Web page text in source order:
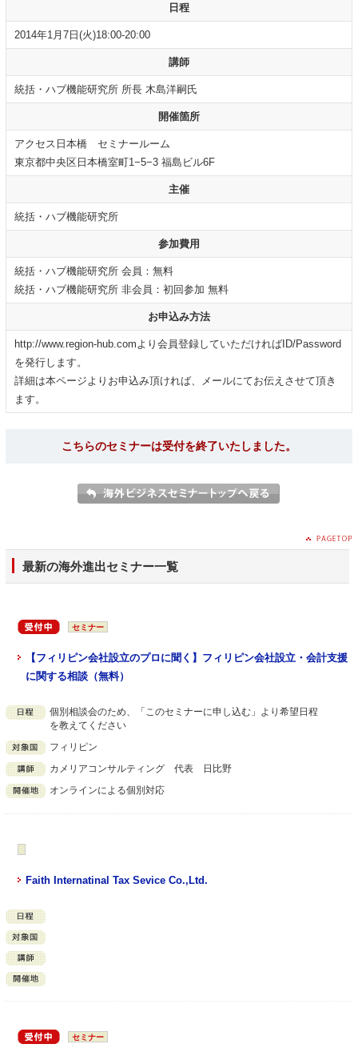
日程
2014年1月7日(火)18:00-20:00
講師
統括・ハブ機能研究所 所長 木島洋嗣氏
開催箇所
アクセス日本橋 セミナールーム
東京都中央区日本橋室町1−5−3 福島ビル6F
主催
統括・ハブ機能研究所
参加費用
統括・ハブ機能研究所 会員：無料
統括・ハブ機能研究所 非会員：初回参加 無料
お申込み方法
http://www.region-hub.comより会員登録していただければID/Password
を発行します。
詳細は本ページよりお申込み頂ければ、メールにてお伝えさせて頂き
ます。
こちらのセミナーは受付を終了いたしました。
最新の海外進出セミナー一覧
セミナー
【フィリピン会社設立のプロに聞く】フィリピン会社設立・会計支援
に関する相談（無料）
個別相談会のため、「このセミナーに申し込む」より希望日程
を教えてください
フィリピン
カメリアコンサルティング 代表 日比野
オンラインによる個別対応
Faith Internatinal Tax Sevice Co.,Ltd.
セミナー